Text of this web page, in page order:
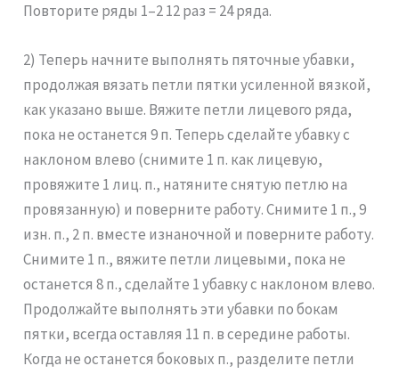
Повторите ряды 1–2 12 раз = 24 ряда.
2) Теперь начните выполнять пяточные убавки,
продолжая вязать петли пятки усиленной вязкой,
как указано выше. Вяжите петли лицевого ряда,
пока не останется 9 п. Теперь сделайте убавку с
наклоном влево (снимите 1 п. как лицевую,
провяжите 1 лиц. п., натяните снятую петлю на
провязанную) и поверните работу. Снимите 1 п., 9
изн. п., 2 п. вместе изнаночной и поверните работу.
Снимите 1 п., вяжите петли лицевыми, пока не
останется 8 п., сделайте 1 убавку с наклоном влево.
Продолжайте выполнять эти убавки по бокам
пятки, всегда оставляя 11 п. в середине работы.
Когда не останется боковых п., разделите петли